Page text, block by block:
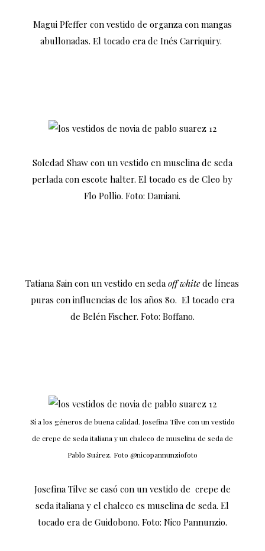
Magui Pfeffer con vestido de organza con mangas
abullonadas. El tocado era de Inés Carriquiry.
Soledad Shaw con un vestido en muselina de seda
perlada con escote halter. El tocado es de Cleo by
Flo Pollio. Foto: Damiani.
Tatiana Sain con un vestido en sedaoff whitede líneas
puras con influencias de los años 80. El tocado era
de Belén Fischer. Foto: Boffano.
Sí a los géneros de buena calidad. Josefina Tilve con un vestido
de crepe de seda italiana y un chaleco de muselina de seda de
Pablo Suárez. Foto @nicopannunziofoto
Josefina Tilve se casó con un vestido de crepe de
seda italiana y el chaleco es muselina de seda. El
tocado era de Guidobono. Foto: Nico Pannunzio.